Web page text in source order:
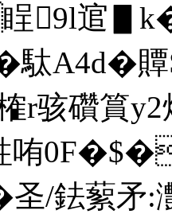
9l逭
A4d�
#榷r骇礸
哊
/鉣蕠矛: